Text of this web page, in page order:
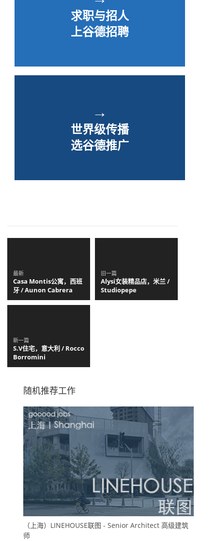
求职与招人
上谷德招聘
→
世界级传播
选谷德推广
最新
Casa Montis公寓，西班
牙 / Aunon Cabrera
旧一篇
Alysi女装精品店，米兰 /
Studiopepe
新一篇
S.V住宅，意大利 / Rocco
Borromini
随机推荐工作
（上海）LINEHOUSE联图 - Senior Architect 高级建筑
师